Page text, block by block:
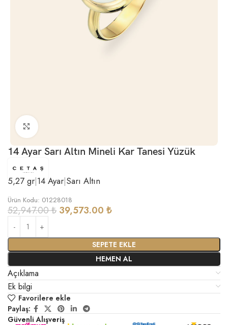
Büyütmek için tıklayın
14 Ayar Sarı Altın Mineli Kar Tanesi Yüzük
5,27 gr|14 Ayar|Sarı Altın
Ürün Kodu: 01228018
52,947.00₺ 39,573.00 ₺
SEPETE EKLE
HEMEN AL
Açıklama
Ek bilgi
Favorilere ekle
Paylaş:
Güvenli Alışveriş